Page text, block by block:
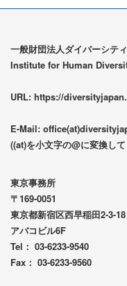
一般財団法人ダイバーシテ
Institute for Human
URL: https://
E-Mail:
((at)を小文字の@に変換して
東京事務所
〒169-0051
東京都新宿区西早稲田2-3-18
アバコビル6F
Tel： 03-6233-9540
Fax： 03-6233-9560